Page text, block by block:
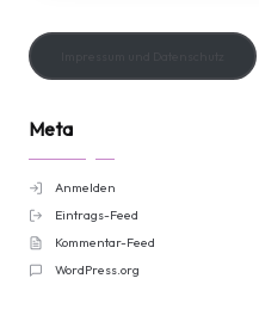
Meta
Anmelden
Eintrags-Feed
Kommentar-Feed
WordPress.org